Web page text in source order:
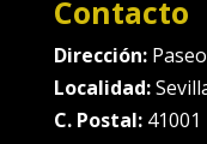
Contacto
Dirección:
Localidad:
C. Postal:41001